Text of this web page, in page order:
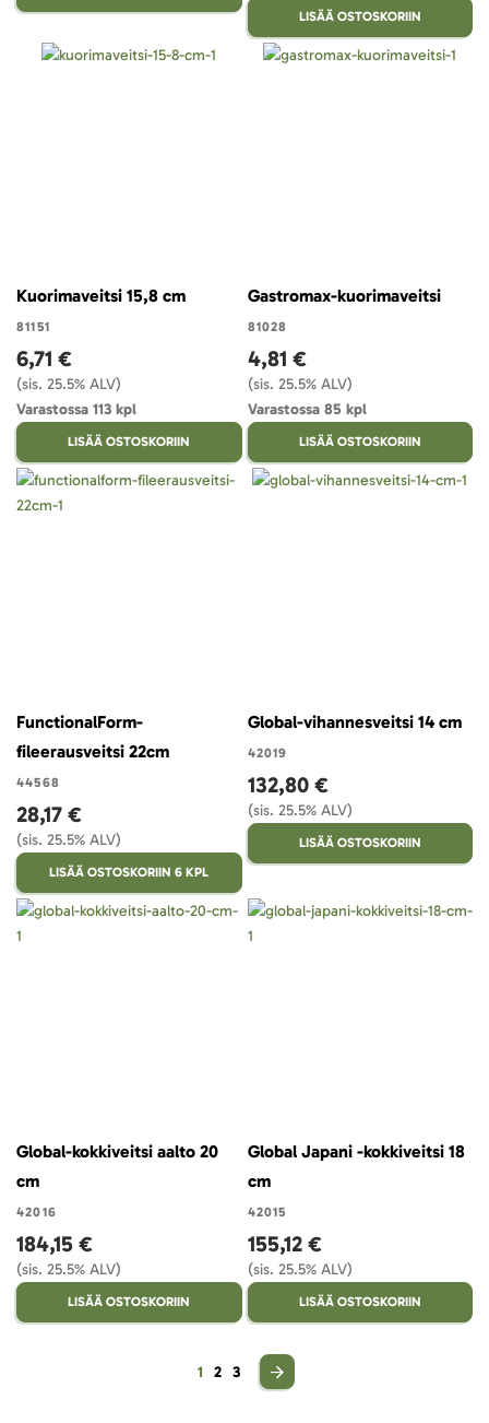
LISÄÄ OSTOSKORIIN
Kuorimaveitsi 15,8 cm
81151
6,71 €
(sis. 25.5% ALV)
Varastossa 113 kpl
LISÄÄ OSTOSKORIIN
Gastromax-kuorimaveitsi
81028
4,81 €
(sis. 25.5% ALV)
Varastossa 85 kpl
LISÄÄ OSTOSKORIIN
FunctionalForm-
fileerausveitsi 22cm
44568
28,17 €
(sis. 25.5% ALV)
LISÄÄ OSTOSKORIIN 6 KPL
Global-vihannesveitsi 14 cm
42019
132,80 €
(sis. 25.5% ALV)
LISÄÄ OSTOSKORIIN
Global-kokkiveitsi aalto 20
cm
42016
184,15 €
(sis. 25.5% ALV)
LISÄÄ OSTOSKORIIN
Global Japani -kokkiveitsi 18
cm
42015
155,12 €
(sis. 25.5% ALV)
LISÄÄ OSTOSKORIIN
Sivu
You're currently reading page
1 Sivu
2 Sivu
3